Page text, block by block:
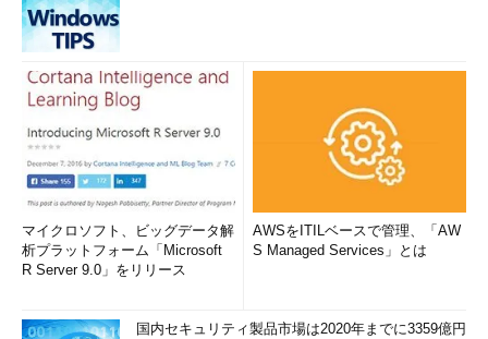
マイクロソフト、ビッグデータ解
析プラットフォーム「Microsoft
R Server 9.0」をリリース
AWSをITILベースで管理、「AW
S Managed Services」とは
国内セキュリティ製品市場は2020年までに3359億円